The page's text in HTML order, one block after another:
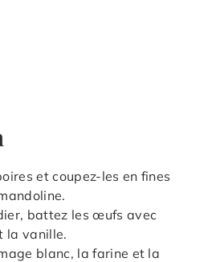
et coupez-les en fines
battez les œufs avec
la vanille.
blanc, la farine et la